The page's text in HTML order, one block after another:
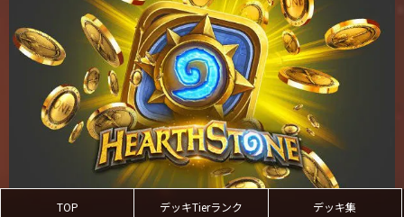
TOP デッキTierランク デッキ集